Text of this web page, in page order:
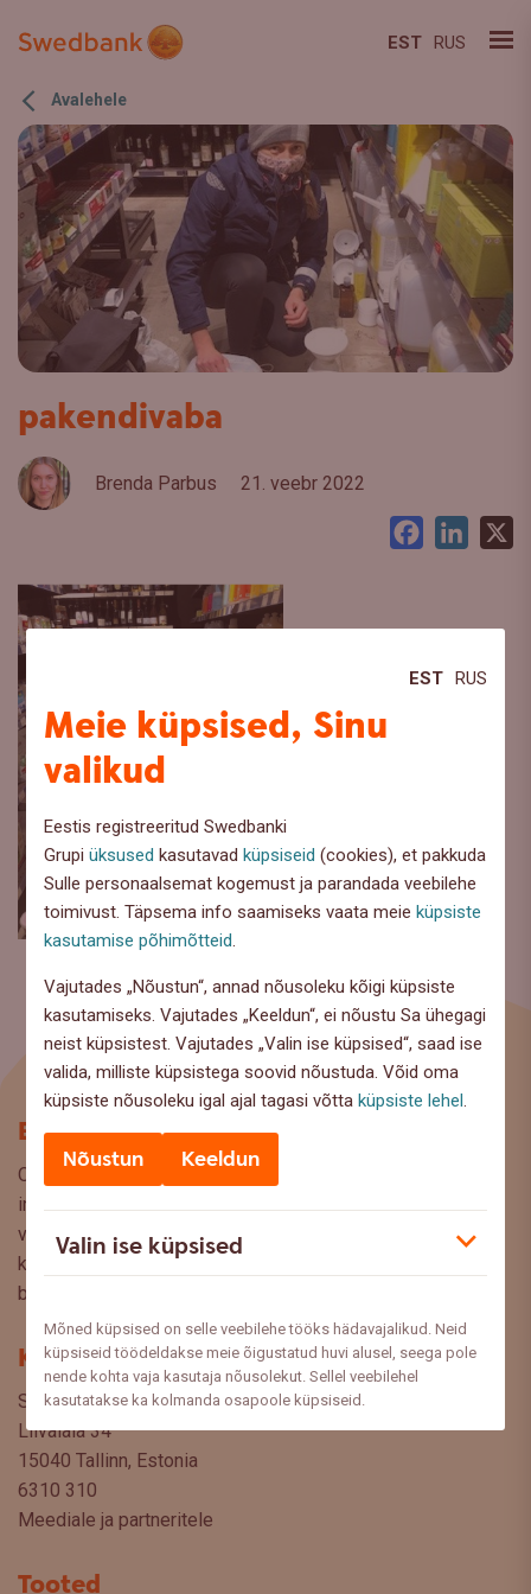
EST RUS
Meie küpsised, Sinu
valikud
Eestis registreeritud Swedbanki
Grupiüksused kasutavadküpsiseid (cookies), et pakkuda
Sulle personaalsemat kogemust ja parandada veebilehe
toimivust. Täpsema info saamiseks vaata meieküpsiste
kasutamise põhimõtteid.
Vajutades „Nõustun“, annad nõusoleku kõigi küpsiste
kasutamiseks. Vajutades „Keeldun“, ei nõustu Sa ühegagi
neist küpsistest. Vajutades „Valin ise küpsised“, saad ise
valida, milliste küpsistega soovid nõustuda. Võid oma
küpsiste nõusoleku igal ajal tagasi võttaküpsiste lehel.
Nõustun Keeldun
Valin ise küpsised
Mõned küpsised on selle veebilehe tööks hädavajalikud. Neid
küpsiseid töödeldakse meie õigustatud huvi alusel, seega pole
nende kohta vaja kasutaja nõusolekut. Sellel veebilehel
kasutatakse ka kolmanda osapoole küpsiseid.
EST RUS
Avalehele
pakendivaba
Brenda Parbus 21. veebr 2022
Facebook
Blogi
Oled Swedbanki blogi lehel, kus pakume lugejaile huvitavat
infot ja kasulikke nõuandeid, et saaksite teha kaalutud
valikuid oma rahaasjade korraldamisel. Ootame väga teie
küsimusi, ettepanekuid ja arvamusi, millistel teemadel siit
blogist lugeda sooviksite: meedia@swedbank.ee.
Kontakt
Swedbank AS
Liivalaia 34
15040 Tallinn, Estonia
6310 310
Meediale ja partneritele
Tooted